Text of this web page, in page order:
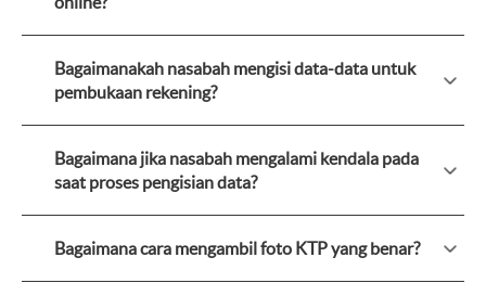
Bagaimanakah nasabah mengisi data-data untuk
pembukaan rekening?
Bagaimana jika nasabah mengalami kendala pada
saat proses pengisian data?
Bagaimana cara mengambil foto KTP yang benar?